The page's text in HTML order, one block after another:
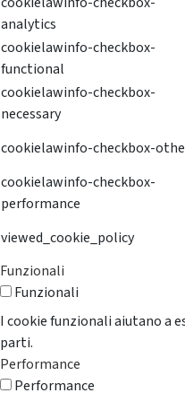
analytics
cookielawinfo-checkbox-
functional
cookielawinfo-checkbox-
necessary
cookielawinfo-checkbox-
cookielawinfo-checkbox-
performance
viewed_cookie_policy
Funzionali
Funzionali
I cookie funzionali aiutano a
parti.
Performance
Performance